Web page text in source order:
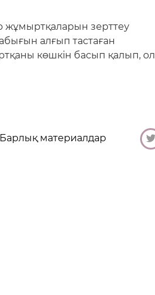
жұмыртқаларын зерттеу
алғып тастаған
көшкін басып қалып, ол
Барлық материалдар